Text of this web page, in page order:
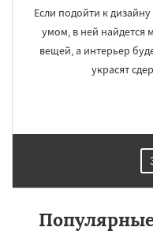
Если подойти к
умом, в ней найдется
вещей, а интерьер
украсят